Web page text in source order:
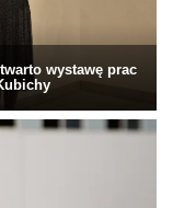
wystawę prac